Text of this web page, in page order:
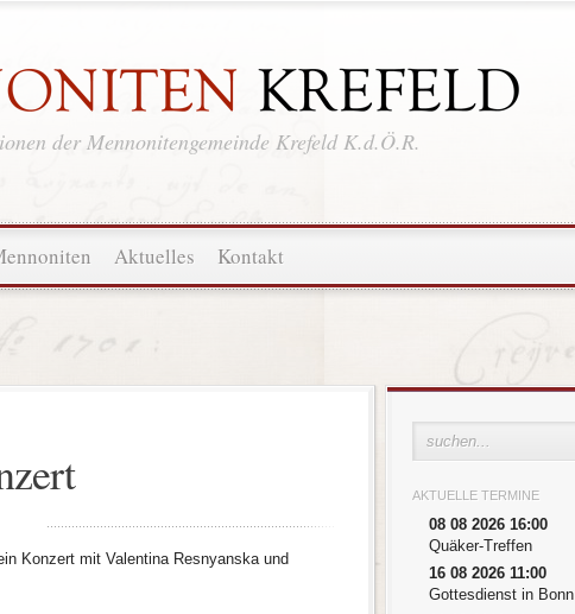
der Mennonitengemeinde Krefeld K.d.Ö.R.
Aktuelles Kontakt
Konzert mit Valentina Resnyanska und
AKTUELLE TERMINE
08 08 2026 16:00
Quäker-Treffen
16 08 2026 11:00
Gottesdienst in Bonn